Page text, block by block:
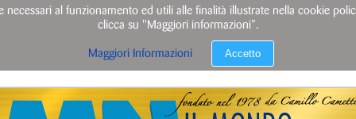
al funzionamento ed utili alle finalità illustrate nella cookie
clicca su "Maggiori informazioni”.
Maggiori Informazioni Accetto